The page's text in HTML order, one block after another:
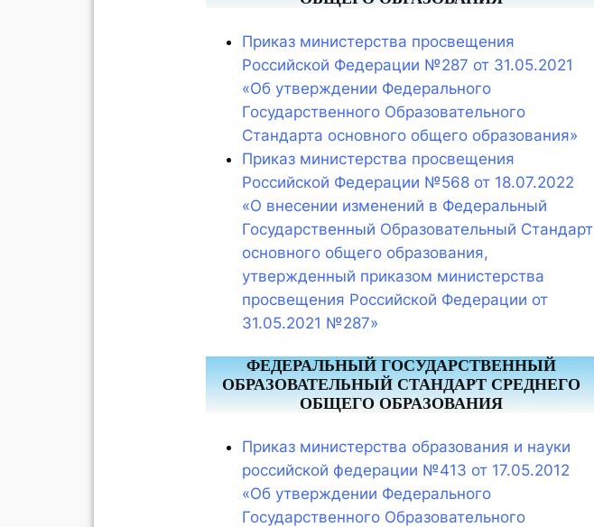
Приказ министерства просвещения
Российской Федерации №287 от 31.05.2021
«Об утверждении Федерального
Государственного Образовательного
Стандарта основного общего образования»
Приказ министерства просвещения
Российской Федерации №568 от 18.07.2022
«О внесении изменений в Федеральный
Государственный Образовательный Стандарт
основного общего образования,
утвержденный приказом министерства
просвещения Российской Федерации от
31.05.2021 №287»
ФЕДЕРАЛЬНЫЙ ГОСУДАРСТВЕННЫЙ
ОБРАЗОВАТЕЛЬНЫЙ СТАНДАРТ СРЕДНЕГО
ОБЩЕГО ОБРАЗОВАНИЯ
Приказ министерства образования и науки
российской федерации №413 от 17.05.2012
«Об утверждении Федерального
Государственного Образовательного